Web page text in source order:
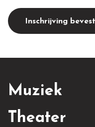
Inschrijving
Muziek
Theater